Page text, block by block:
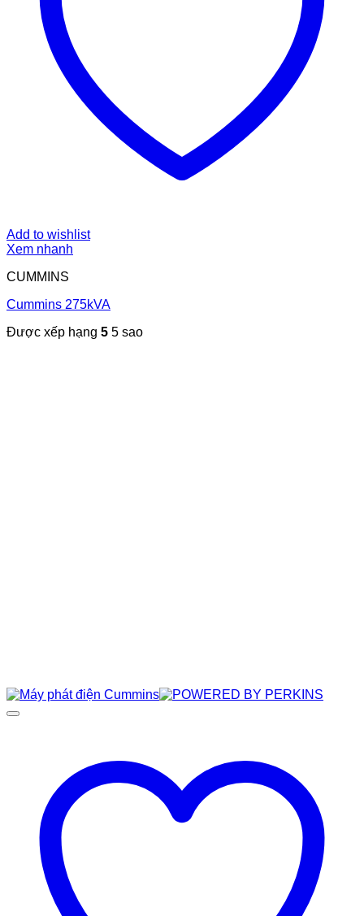
Add to wishlist
Xem nhanh
CUMMINS
Cummins 275kVA
Được xếp hạng 5 5 sao